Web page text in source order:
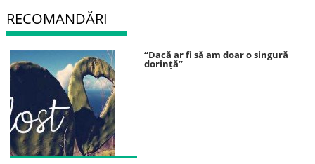
RECOMANDĂRI
“Dacă ar fi să am doar o singură
dorință”